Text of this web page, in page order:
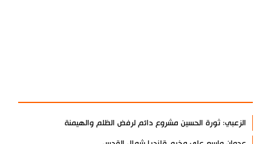
الزعبي: ثورة الحسين مشروع دائم لرفض الظلم والهيمنة